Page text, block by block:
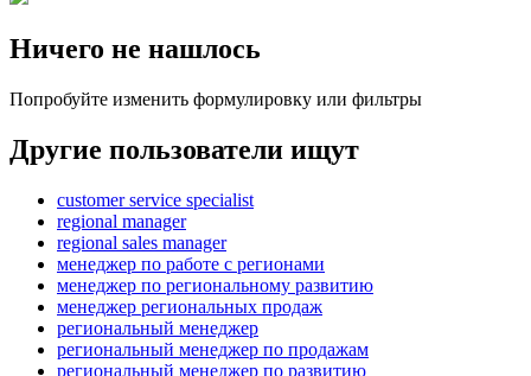
Ничего не нашлось
Попробуйте изменить формулировку или фильтры
Другие пользователи ищут
customer service specialist
regional manager
regional sales manager
менеджер по работе с регионами
менеджер по региональному развитию
менеджер региональных продаж
региональный менеджер
региональный менеджер по продажам
региональный менеджер по развитию